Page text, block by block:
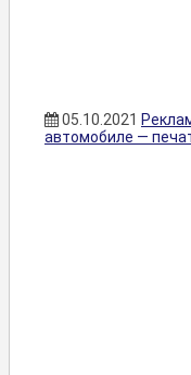
05.10.2021
автомобиле —